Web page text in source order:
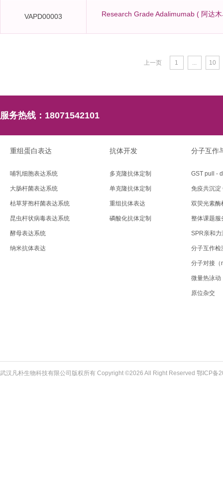
VAPD00003 Research Grade Adalimumab ( 阿达
上一页 1 ... 10
服务热线： 18071542101
重组蛋白表达
哺乳细胞表达系统
大肠杆菌表达系统
枯草芽孢杆菌表达系统
昆虫杆状病毒表达系统
酵母表达系统
纳米抗体表达
抗体开发
多克隆抗体定制
单克隆抗体定制
重组抗体表达
磷酸化抗体定制
分子互作
GST pull -
免疫共沉淀
双荧光素酶
整体课题服
SPR亲和力
分子互作检
分子对接
微量热泳动
原位杂交
武汉凡朴生物科技有限公司版权所有 Copyright ©2026 All Right Reserved 鄂ICP备